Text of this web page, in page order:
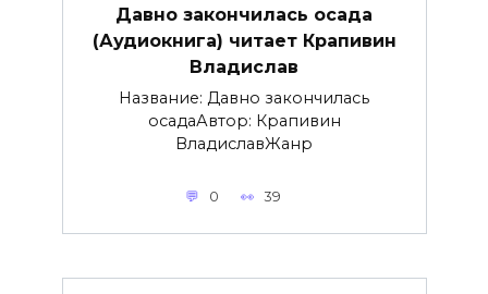
Давно закончилась осада
(Аудиокнига) читает Крапивин
Владислав
Название: Давно закончилась
осадаАвтор: Крапивин
ВладиславЖанр
0 39